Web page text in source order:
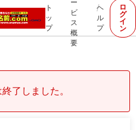
ト
ッ
プ
ー
ビ
ス
概
要
ヘ
ル
プ
ロ
グ
イ
ン
了しました。